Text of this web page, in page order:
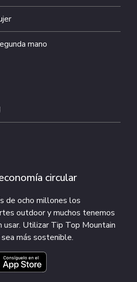
mano
circular
de ocho millones los
outdoor y muchos tenemos
Utilizar Tip Top Mountain
más sostenible.